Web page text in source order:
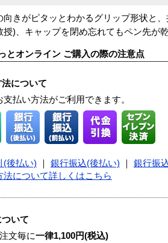
向きがピタッとわかるグリップ形状と
授)、キャップを閉め忘れてもペン先が
とオンライン ご購入の際の注意点
について
支払い方法がご利用できます。
(後払い) 銀行振込(後払い) 銀行振
法について詳しくはこちら
いて
文毎に一律1,100円(税込)